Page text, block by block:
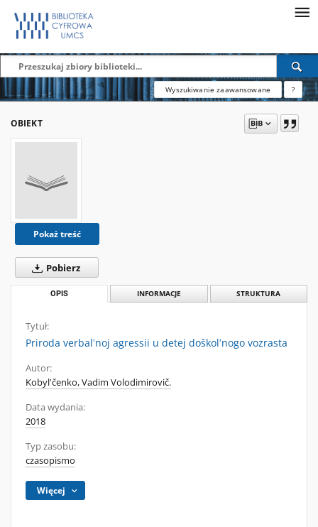
Wyszukiwanie zaawansowane ?
OBIEKT
Pokaż treść
Pobierz
OPIS INFORMACJE STRUKTURA
Tytuł:
Priroda verbalʹnoj agressii u detej doškolʹnogo vozrasta
Autor:
Kobylʹčenko, Vadim Volodimirovič.
Data wydania:
2018
Typ zasobu:
czasopismo
Więcej